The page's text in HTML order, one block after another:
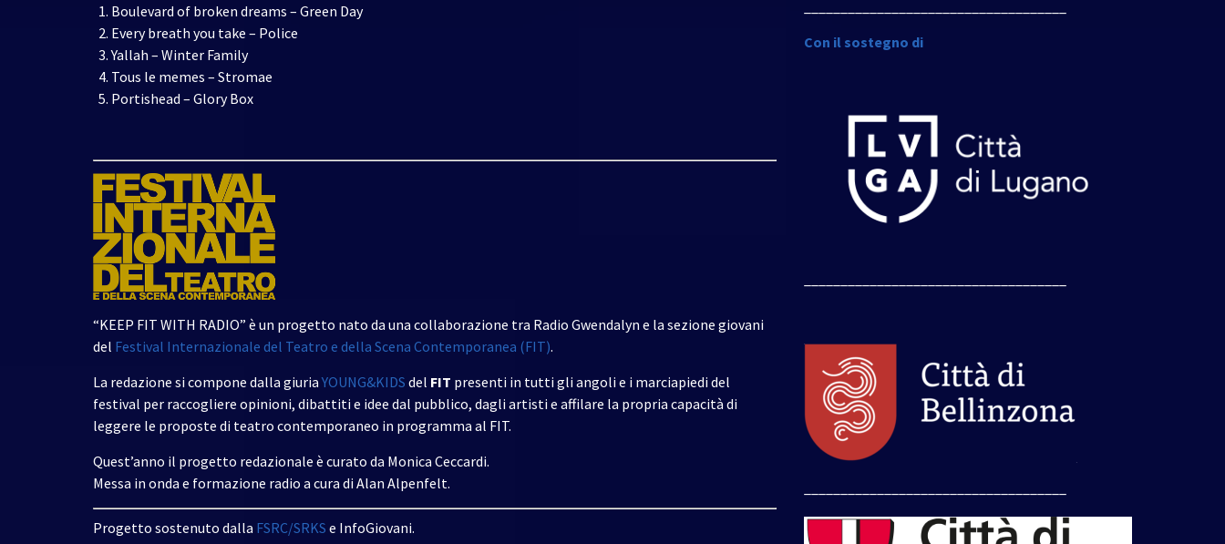
Boulevard of broken dreams – Green Day
Every breath you take – Police
Yallah – Winter Family
Tous le memes – Stromae
Portishead – Glory Box
“KEEP FIT WITH RADIO” è un progetto nato da una collaborazione tra Radio Gwendalyn e la sezione giovani
del Festival Internazionale del Teatro e della Scena Contemporanea (FIT).
La redazione si compone dalla giuriaYOUNG&KIDS del FIT presenti in tutti gli angoli e i marciapiedi del
festival per raccogliere opinioni, dibattiti e idee dal pubblico, dagli artisti e affilare la propria capacità di
leggere le proposte di teatro contemporaneo in programma al FIT.
Quest’anno il progetto redazionale è curato da Monica Ceccardi.
Messa in onda e formazione radio a cura di Alan Alpenfelt.
Progetto sostenuto dalla FSRC/SRKS e InfoGiovani.
Con il sostegno di